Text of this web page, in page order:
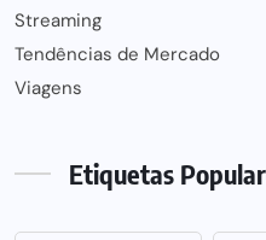
Streaming
Tendências de Mercado
Viagens
Etiquetas